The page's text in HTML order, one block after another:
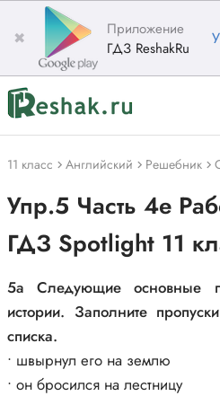
✖
Приложение
ГДЗ ReshakRu
11 класс Английский Решебник
Упр.5 Часть 4e
ГДЗ Spotlight 11
5a Следующие основные
истории. Заполните
списка.
• швырнул его на землю
• он бросился на лестницу